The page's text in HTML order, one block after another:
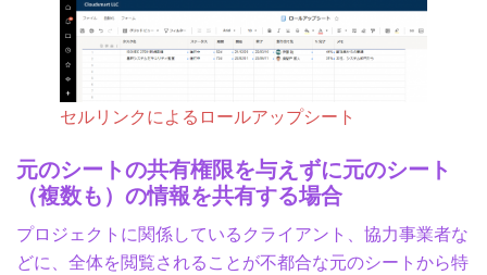
セルリンクによるロールアップシート
元のシートの共有権限を与えずに元のシート
（複数も）の情報を共有する場合
プロジェクトに関係しているクライアント、協力事業者な
どに、全体を閲覧されることが不都合な元のシートから特